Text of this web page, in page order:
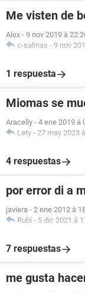
Me visten de
Alex - 9 nov 2019 à
c-salinas - 9 nov
1 respuesta
Miomas se
Aracelly - 4 ene 2019 à
Lety - 27 may 2023
4 respuestas
por error di a
javiera - 2 ene 2012 à
Rubi - 5 dic 2021 à
7 respuestas
me gusta